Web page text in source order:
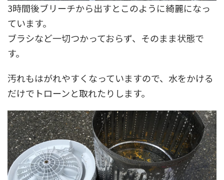
3時間後ブリーチから出すとこのように綺麗になっ
ています。
ブラシなど一切つかっておらず、そのまま状態で
す。
汚れもはがれやすくなっていますので、水をかける
だけでトローンと取れたりします。